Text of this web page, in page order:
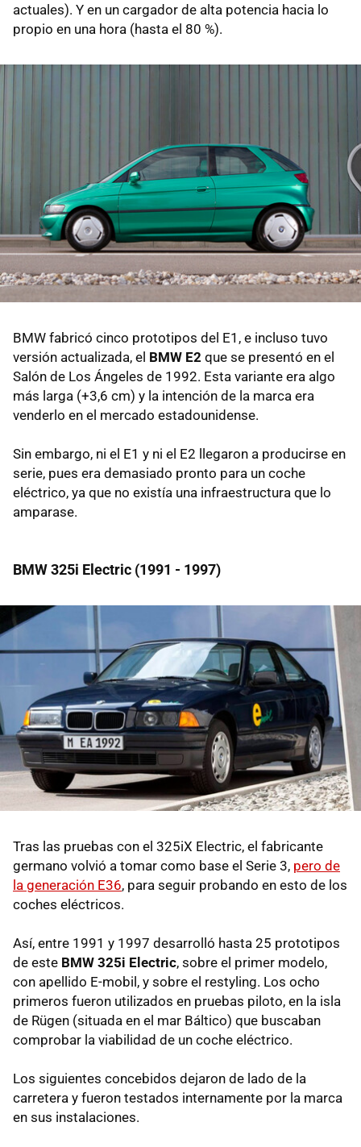
actuales). Y en un cargador de alta potencia hacia lo
propio en una hora (hasta el 80 %).
BMW fabricó cinco prototipos del E1, e incluso tuvo
versión actualizada, el BMW E2 que se presentó en el
Salón de Los Ángeles de 1992. Esta variante era algo
más larga (+3,6 cm) y la intención de la marca era
venderlo en el mercado estadounidense.
Sin embargo, ni el E1 y ni el E2 llegaron a producirse en
serie, pues era demasiado pronto para un coche
eléctrico, ya que no existía una infraestructura que lo
amparase.
BMW 325i Electric (1991 - 1997)
Tras las pruebas con el 325iX Electric, el fabricante
germano volvió a tomar como base el Serie 3, pero de
la generación E36, para seguir probando en esto de los
coches eléctricos.
Así, entre 1991 y 1997 desarrolló hasta 25 prototipos
de este BMW 325i Electric, sobre el primer modelo,
con apellido E-mobil, y sobre el restyling. Los ocho
primeros fueron utilizados en pruebas piloto, en la isla
de Rügen (situada en el mar Báltico) que buscaban
comprobar la viabilidad de un coche eléctrico.
Los siguientes concebidos dejaron de lado de la
carretera y fueron testados internamente por la marca
en sus instalaciones.